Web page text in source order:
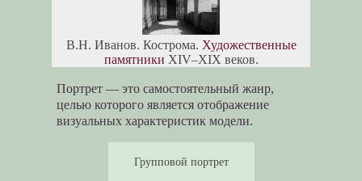
В.Н. Иванов. Кострома. Художественные
памятники XIV–XIX веков.
Портрет — это самостоятельный жанр,
целью которого является отображение
визуальных характеристик модели.
Групповой портрет